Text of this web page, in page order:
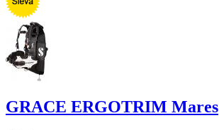
GRACE ERGOTRIM Mares